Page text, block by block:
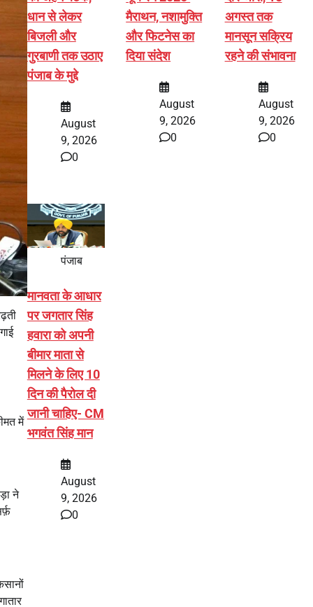
में
ने
धान से लेकर
बिजली और
गुरबाणी तक उठाए
पंजाब के मुद्दे
August
9, 2026
0
मैराथन, नशामुक्ति
और फिटनेस का
दिया संदेश
August
9, 2026
0
अगस्त तक
मानसून सक्रिय
रहने की संभावना
August
9, 2026
0
पंजाब
मानवता के आधार
पर जगतार सिंह
हवारा को अपनी
बीमार माता से
मिलने के लिए 10
दिन की पैरोल दी
जानी चाहिए- CM
भगवंत सिंह मान
August
9, 2026
0